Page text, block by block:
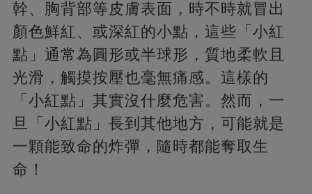
幹、胸背部等皮膚表面，時不時就冒出
顏色鮮紅、或深紅的小點，這些「小紅
點」通常為圓形或半球形，質地柔軟且
光滑，觸摸按壓也毫無痛感。這樣的
「小紅點」其實沒什麼危害。然而，一
旦「小紅點」長到其他地方，可能就是
一顆能致命的炸彈，隨時都能奪取生
命！